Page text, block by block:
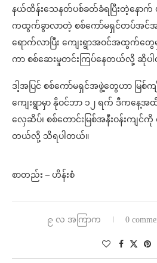
နယ်ထိန်းသေနတ်ပစ်ခတ်ခံရပြီးတဲ့နောက် ယ
ကထွက်ခွာလာတဲ့ စစ်ကော်မရှင်တပ်အင်အာ
ရောက်လာပြီး ကျေးရွာအဝင်အထွက်တွ
ကာ စစ်ဆေးမှုတင်းကြပ်နေတယ်လို့ ဆိုပ
ဒါ့အပြင် စစ်ကော်မရှင်အဖွဲ့တွေဟာ မြစ်
ကျေးရွာမှာ နိုဝင်ဘာ ၁၂ ရက် ဒီကနေ့အ
လှေဆိပ်၊ စစ်တောင်းမြစ်အနီးဝန်းကျင်
တယ်လို့ သိရပါတယ်။
စာတည်း – ဟိန်းစံ
၉ လ အကြာက 0